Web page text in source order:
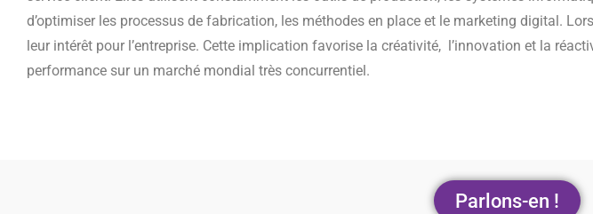
d’optimiser les processus de fabrication, les méthodes en place et le marketing digital.
leur intérêt pour l’entreprise. Cette implication favorise la créativité, l’innovation et la
performance sur un marché mondial très concurrentiel.
Parlons-en !